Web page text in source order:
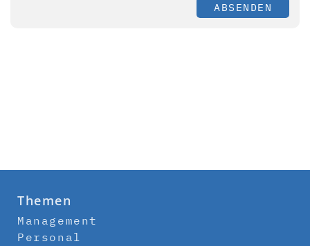
ABSENDEN
Themen
Management
Personal